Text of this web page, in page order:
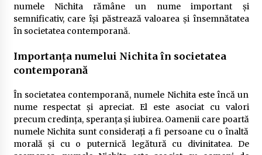
numele Nichita rămâne un nume important și
semnificativ, care își păstrează valoarea și însemnătatea
în societatea contemporană.
Importanța numelui Nichita în societatea
contemporană
În societatea contemporană, numele Nichita este încă un
nume respectat și apreciat. El este asociat cu valori
precum credința, speranța și iubirea. Oamenii care poartă
numele Nichita sunt considerați a fi persoane cu o înaltă
morală și cu o puternică legătură cu divinitatea. De